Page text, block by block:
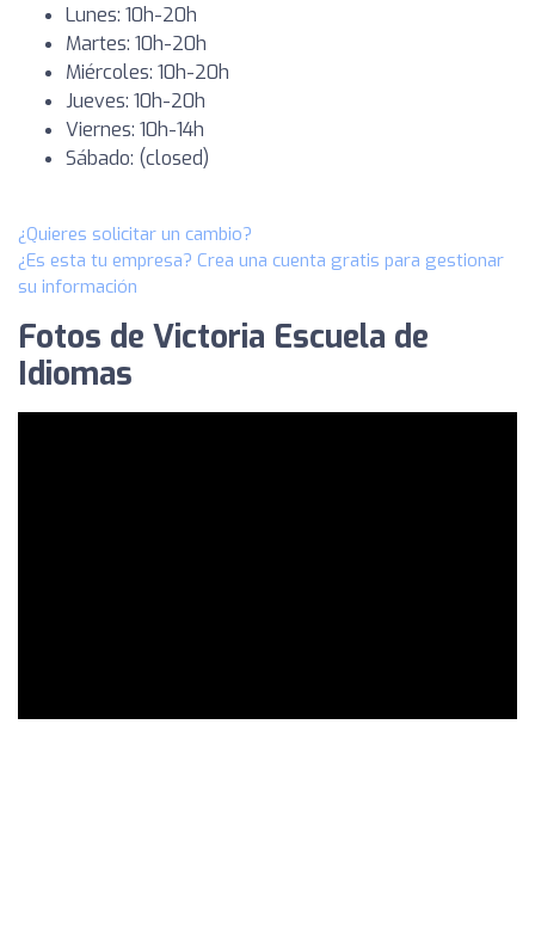
Lunes: 10h-20h
Martes: 10h-20h
Miércoles: 10h-20h
Jueves: 10h-20h
Viernes: 10h-14h
Sábado: (closed)
¿Quieres solicitar un cambio?
¿Es esta tu empresa? Crea una cuenta gratis para gestionar
su información
Fotos de Victoria Escuela de
Idiomas